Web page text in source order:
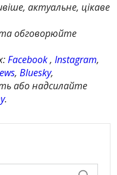
актуальне, цікаве
обговорюйте
Facebook,Instagram,
,Bluesky,
або надсилайте
.